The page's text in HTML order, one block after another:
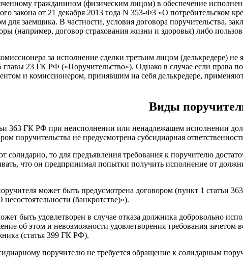
гражданином (физическим лицом) в обеспечение
закона от 21 декабря 2013 года N 353-ФЗ «О потребительском
заемщика. В частности, условия договора поручительства,
(например, договор страхования жизни и здоровья) либо
за исполнение сделки третьим лицом (делькредере)
главы 23 ГК РФ («Поручительство»). Однако в случае если права
и комиссионером, принявшим на себя делькредере,
Виды
363 ГК РФ при неисполнении или ненадлежащем исполнении
поручительства не предусмотрена субсидиарная
солидарно, то для предъявления требования к поручителю
что он предпринимал попытки получить исполнение от
может быть предусмотрена договором (пункт 1 статьи
(банкротстве)»).
быть удовлетворен в случае отказа должника добровольно
об этом и невозможности удовлетворения требования
(статья 399 ГК РФ).
поручителю не требуется обращение к солидарным